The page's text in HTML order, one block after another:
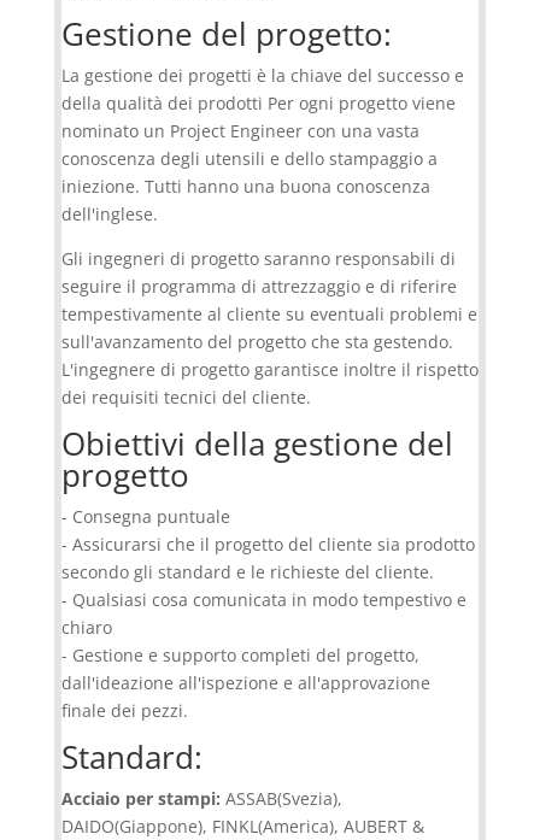
Gestione del progetto:
La gestione dei progetti è la chiave del successo e
della qualità dei prodotti Per ogni progetto viene
nominato un Project Engineer con una vasta
conoscenza degli utensili e dello stampaggio a
iniezione. Tutti hanno una buona conoscenza
dell'inglese.
Gli ingegneri di progetto saranno responsabili di
seguire il programma di attrezzaggio e di riferire
tempestivamente al cliente su eventuali problemi e
sull'avanzamento del progetto che sta gestendo.
L'ingegnere di progetto garantisce inoltre il rispetto
dei requisiti tecnici del cliente.
Obiettivi della gestione del
progetto
- Consegna puntuale
- Assicurarsi che il progetto del cliente sia prodotto
secondo gli standard e le richieste del cliente.
- Qualsiasi cosa comunicata in modo tempestivo e
chiaro
- Gestione e supporto completi del progetto,
dall'ideazione all'ispezione e all'approvazione
finale dei pezzi.
Standard:
Acciaio per stampi: ASSAB(Svezia),
DAIDO(Giappone), FINKL(America), AUBERT &